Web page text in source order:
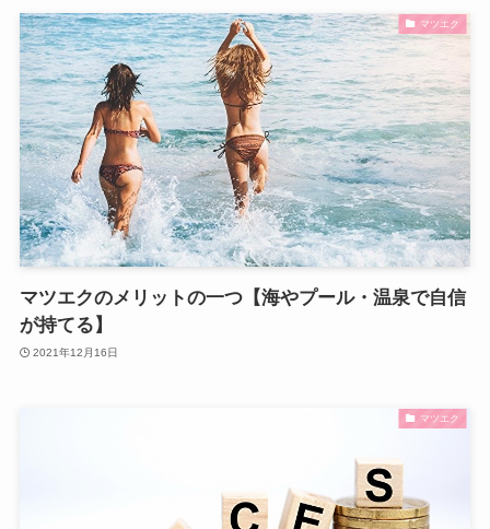
マツエク
マツエクのメリットの一つ【海やプール・温泉で自信
が持てる】
2021年12月16日
マツエク